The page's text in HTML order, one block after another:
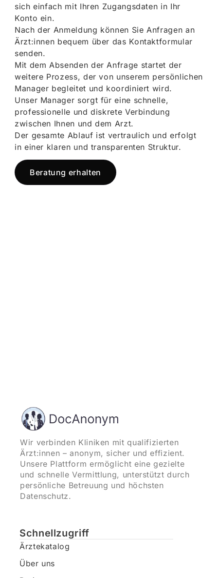
sich einfach mit Ihren Zugangsdaten in Ihr
Konto ein.
Nach der Anmeldung können Sie Anfragen an
Ärzt:innen bequem über das Kontaktformular
senden.
Mit dem Absenden der Anfrage startet der
weitere Prozess, der von unserem persönlichen
Manager begleitet und koordiniert wird.
Unser Manager sorgt für eine schnelle,
professionelle und diskrete Verbindung
zwischen Ihnen und dem Arzt.
Der gesamte Ablauf ist vertraulich und erfolgt
in einer klaren und transparenten Struktur.
Beratung erhalten
Wir verbinden Kliniken mit qualifizierten
Ärzt:innen – anonym, sicher und effizient.
Unsere Plattform ermöglicht eine gezielte
und schnelle Vermittlung, unterstützt durch
persönliche Betreuung und höchsten
Datenschutz.
Schnellzugriff
Ärztekatalog
Über uns